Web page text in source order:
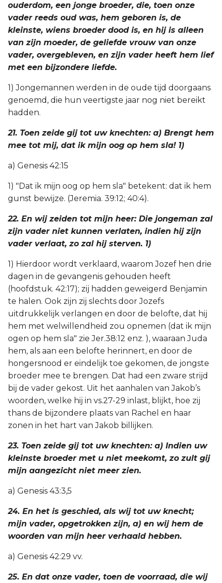
ouderdom, een jonge broeder, die, toen onze
vader reeds oud was, hem geboren is, de
kleinste, wiens broeder dood is, en hij is alleen
van zijn moeder, de geliefde vrouw van onze
vader, overgebleven, en zijn vader heeft hem lief
met een bijzondere liefde.
1) Jongemannen werden in de oude tijd doorgaans
genoemd, die hun veertigste jaar nog niet bereikt
hadden.
21. Toen zeide gij tot uw knechten: a) Brengt hem
mee tot mij, dat ik mijn oog op hem sla! 1)
a) Genesis 42:15
1) "Dat ik mijn oog op hem sla" betekent: dat ik hem
gunst bewijze. (Jeremia. 39:12; 40:4).
22. En wij zeiden tot mijn heer: Die jongeman zal
zijn vader niet kunnen verlaten, indien hij zijn
vader verlaat, zo zal hij sterven. 1)
1) Hierdoor wordt verklaard, waarom Jozef hen drie
dagen in de gevangenis gehouden heeft
(hoofdstuk. 42:17); zij hadden geweigerd Benjamin
te halen. Ook zijn zij slechts door Jozefs
uitdrukkelijk verlangen en door de belofte, dat hij
hem met welwillendheid zou opnemen (dat ik mijn
ogen op hem sla" zie Jer.38:12 enz. ), waaraan Juda
hem, als aan een belofte herinnert, en door de
hongersnood er eindelijk toe gekomen, de jongste
broeder mee te brengen. Dat had een zware strijd
bij de vader gekost. Uit het aanhalen van Jakob’s
woorden, welke hij in vs.27-29 inlast, blijkt, hoe zij
thans de bijzondere plaats van Rachel en haar
zonen in het hart van Jakob billijken.
23. Toen zeide gij tot uw knechten: a) Indien uw
kleinste broeder met u niet meekomt, zo zult gij
mijn aangezicht niet meer zien.
a) Genesis 43:3,5
24. En het is geschied, als wij tot uw knecht;
mijn vader, opgetrokken zijn, a) en wij hem de
woorden van mijn heer verhaald hebben.
a) Genesis 42:29 vv.
25. En dat onze vader, toen de voorraad, die wij